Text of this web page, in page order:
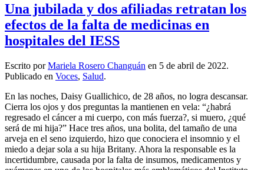
Una jubilada y dos afiliadas retratan los
efectos de la falta de medicinas en
hospitales del IESS
Escrito porMariela Rosero Changuán en 5 de abril de 2022.
Publicado en Voces, Salud.
En las noches, Daisy Guallichico, de 28 años, no logra descansar.
Cierra los ojos y dos preguntas la mantienen en vela: “¿habrá
regresado el cáncer a mi cuerpo, con más fuerza?, si muero, ¿qué
será de mi hija?” Hace tres años, una bolita, del tamaño de una
arveja en el seno izquierdo, hizo que conociera el insomnio y el
miedo a dejar sola a su hija Britany. Ahora la responsable es la
incertidumbre, causada por la falta de insumos, medicamentos y